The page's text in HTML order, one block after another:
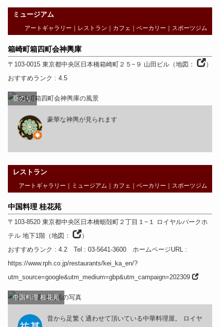
ミュージアム
アートギャラリー レストラン カフェ ｜ベーカリー スポーツジム
箱崎町箱四町会神輿庫
〒103-0015 東京都中央区日本橋箱崎町２５−９ 山田ビル（地図：
）
おすすめランク : 4.5
葵のり
豪華な神輿が見られます
レストラン
アートギャラリー ミュージアム カフェ ｜ベーカリー スポーツジム
中国料理 桂花苑
〒103-8520 東京都中央区日本橋蛎殻町２丁目１−１ ロイヤルパークホ
テル 地下1階（地図：
）
おすすめランク : 4.2 Tel : 03-5641-3600 ホームページURL:
https://www.rph.co.jp/restaurants/kei_ka_en/?
utm_source=google&utm_medium=gbp&utm_campaign=202309
中国料理 桂花苑
昔から足繁く通わせて頂いている中華料理屋。 ロイヤ